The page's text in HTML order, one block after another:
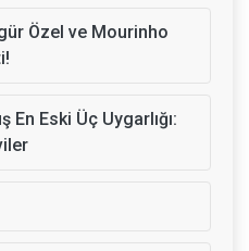
Özel ve Mourinho
Eski Üç Uygarlığı: